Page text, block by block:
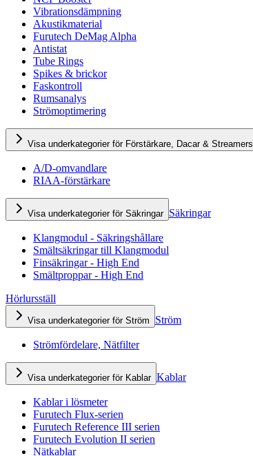
Vibrationsdämpning
Akustikmaterial
Furutech DeMag Alpha
Antistat
Tube Rings
Spikes & brickor
Faskontroll
Rumsanalys
Strömoptimering
Visa underkategorier för Förstärkare, Dacar & Streamers
A/D-omvandlare
RIAA-förstärkare
Visa underkategorier för Säkringar Säkringar
Klangmodul - Säkringshållare
Smältsäkringar till Klangmodul
Finsäkringar - High End
Smältproppar - High End
Hörlursställ
Visa underkategorier för Ström Ström
Strömfördelare, Nätfilter
Visa underkategorier för Kablar Kablar
Kablar i lösmeter
Furutech Flux-serien
Furutech Reference III serien
Furutech Evolution II serien
Nätkablar